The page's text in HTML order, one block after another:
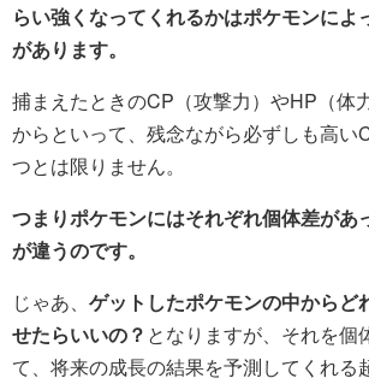
らい強くなってくれるかはポケモンによ
があります。
捕まえたときのCP（攻撃力）やHP（体
からといって、残念ながら必ずしも高い
つとは限りません。
つまりポケモンにはそれぞれ個体差があ
が違うのです。
じゃあ、 ゲットしたポケモンの中からど
せたらいいの？ となりますが、それを個
て、将来の成長の結果を予測してくれる